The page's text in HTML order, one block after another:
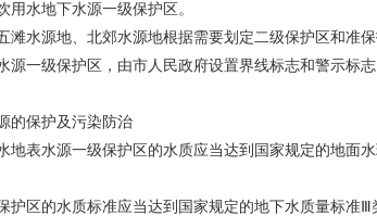
用水地下水源一级保护区。
水源地、北郊水源地根据需要划定二级保护区和准保
级保护区，由市人民政府设置界线标志和警示标志
保护及污染防治
水源一级保护区的水质应当达到国家规定的地面水
区的水质标准应当达到国家规定的地下水质量标准Ⅲ